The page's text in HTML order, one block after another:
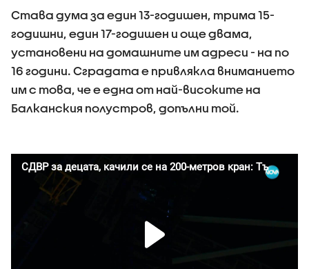
Става дума за един 13-годишен, трима 15-
годишни, един 17-годишен и още двама,
установени на домашните им адреси - на по
16 години. Сградата е привлякла вниманието
им с това, че е една от най-високите на
Балканския полустров, допълни той.